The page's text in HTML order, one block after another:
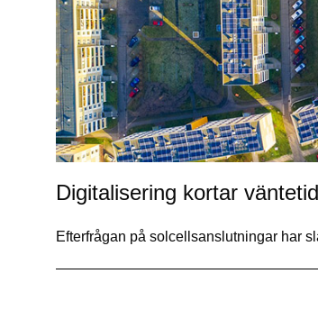
Digitalisering kortar
Efterfrågan på solcellsanslutningar har